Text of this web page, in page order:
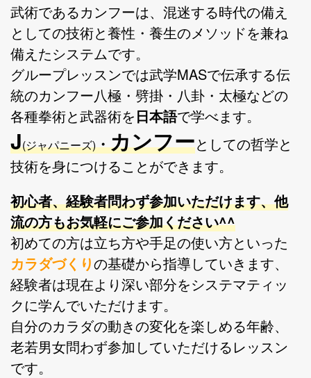
武術であるカンフーは、混迷する時代の備え
としての技術と養性・養生のメソッドを兼ね
備えたシステムです。
グループレッスンでは武学MASで伝承する伝
統のカンフー八極・劈掛・八卦・太極などの
各種拳術と武器術を日本語で学べます。
J(ジャパニーズ)・カンフーとしての哲学と
技術を身につけることができます。
初心者、経験者問わず参加いただけます、他
流の方もお気軽にご参加ください^^
初めての方は立ち方や手足の使い方といった
カラダづくりの基礎から指導していきます、
経験者は現在より深い部分をシステマティッ
クに学んでいただけます。
自分のカラダの動きの変化を楽しめる年齢、
老若男女問わず参加していただけるレッスン
です。